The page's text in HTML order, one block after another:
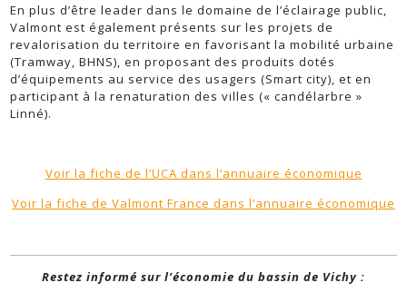
En plus d’être leader dans le domaine de l’éclairage public,
Valmont est également présents sur les projets de
revalorisation du territoire en favorisant la mobilité urbaine
(Tramway, BHNS), en proposant des produits dotés
d’équipements au service des usagers (Smart city), et en
participant à la renaturation des villes (« candélarbre »
Linné).
Voir la fiche de l’UCA dans l’annuaire économique
Voir la fiche de Valmont France dans l’annuaire économique
Restez informé sur l’économie du bassin de Vichy :